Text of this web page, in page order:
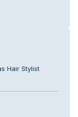
Hair Stylist